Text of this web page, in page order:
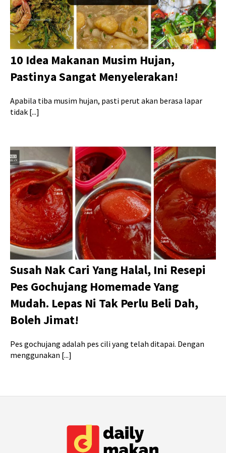
10 Idea Makanan Musim Hujan,
Pastinya Sangat Menyelerakan!
Apabila tiba musim hujan, pasti perut akan berasa lapar
tidak [...]
Susah Nak Cari Yang Halal, Ini Resepi
Pes Gochujang Homemade Yang
Mudah. Lepas Ni Tak Perlu Beli Dah,
Boleh Jimat!
Pes gochujang adalah pes cili yang telah ditapai. Dengan
menggunakan [...]